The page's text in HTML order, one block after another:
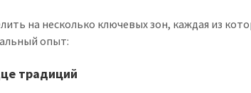
на несколько ключевых зон, каждая из
опыт:
традиций